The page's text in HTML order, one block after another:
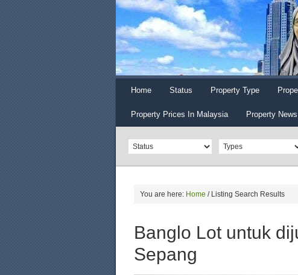
Home Status Property Type
Property Prices In Malaysia Property News
You are here: Home /Listing Search Results
Banglo Lot untuk
Sepang